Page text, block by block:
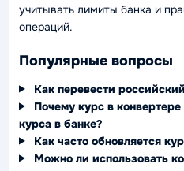
учитывать лимиты банка и
операций.
Популярные вопросы
Как перевести
Почему курс в
курса в банке?
Как часто обновляется
Можно ли использовать